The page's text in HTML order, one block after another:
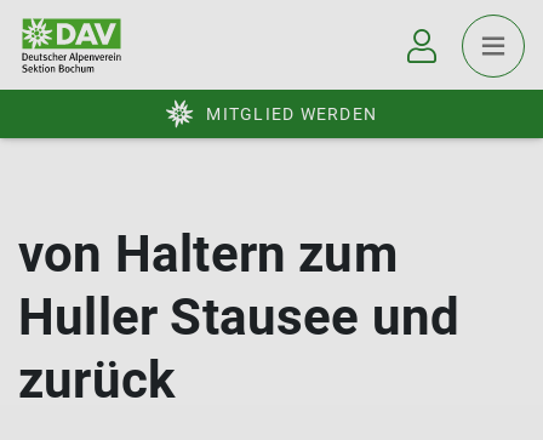
MITGLIED WERDEN
von Haltern zum
Huller Stausee und
zurück